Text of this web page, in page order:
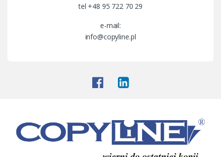
tel +48 95 722 70 29
e-mail:
info@copyline.pl